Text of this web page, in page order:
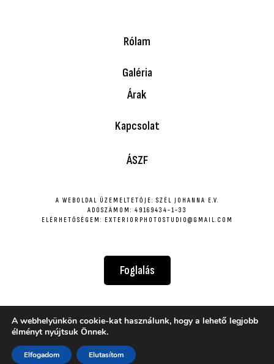
Rólam
Galéria
Árak
Kapcsolat
ÁSZF
A WEBOLDAL ÜZEMELTETŐJE: SZÉL JOHANNA E.V.
ADÓSZÁMOM: 49169434-1-33
ELÉRHETŐSÉGEM: EXTERIORPHOTOSTUDIO@GMAIL.COM
Foglalás
© created by Marton Szel
A webhelyünkön cookie-kat használunk, hogy a lehető legjobb
élményt nyújtsuk Önnek.
Elfogadom Elutasítom